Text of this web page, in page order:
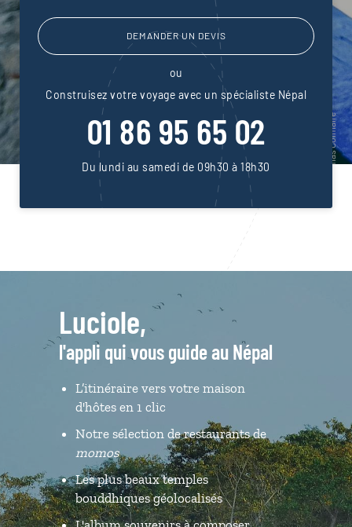
DEMANDER UN DEVIS
ou
Construisez votre voyage avec un spécialiste Népal
01 86 95 65 02
Du lundi au samedi de 09h30 à 18h30
Luciole,
l'appli qui vous guide au Népal
L’itinéraire vers votre maison
d'hôtes en 1 clic
Notre sélection de restaurants de
momos
Les plus beaux temples
bouddhiques géolocalisés